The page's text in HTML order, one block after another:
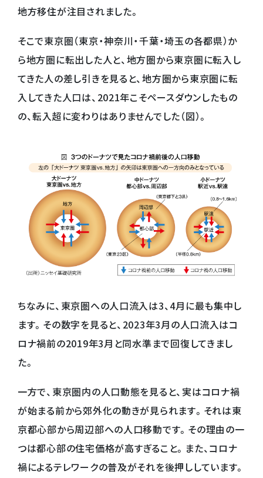
地方移住が注目されました。
そこで東京圏（東京・神奈川・千葉・埼玉の各都県）か
ら地方圏に転出した人と、地方圏から東京圏に転入し
てきた人の差し引きを見ると、地方圏から東京圏に転
入してきた人口は、2021年こそペースダウンしたもの
の、転入超に変わりはありませんでした（図）。
ちなみに、東京圏への人口流入は3、4月に最も集中し
ます。その数字を見ると、2023年3月の人口流入はコ
ロナ禍前の2019年3月と同水準まで回復してきまし
た。
一方で、東京圏内の人口動態を見ると、実はコロナ禍
が始まる前から郊外化の動きが見られます。それは東
京都心部から周辺部への人口移動です。その理由の一
つは都心部の住宅価格が高すぎること。また、コロナ
禍によるテレワークの普及がそれを後押ししています。